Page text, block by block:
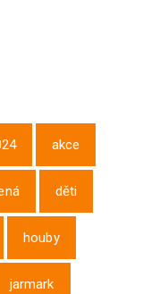
akce
děti
houby
jarmark